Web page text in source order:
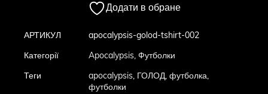
Додати в обране
АРТИКУЛ apocalypsis-golod-tshirt-002
Категорії Apocalypsis, Футболки
Теги apocalypsis, ГОЛОД, футболка,
футболки